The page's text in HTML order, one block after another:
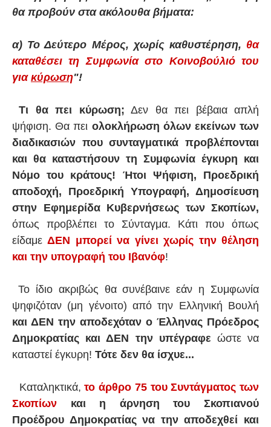
θα προβούν στα ακόλουθα βήματα:
α) Το Δεύτερο Μέρος, χωρίς καθυστέρηση, θα
καταθέσει τη Συμφωνία στο Κοινοβούλιό του
για κύρωση"!
Τι θα πει κύρωση; Δεν θα πει βέβαια απλή
ψήφιση. Θα πει ολοκλήρωση όλων εκείνων των
διαδικασιών που συνταγματικά προβλέπονται
και θα καταστήσουν τη Συμφωνία έγκυρη και
Νόμο του κράτους! Ήτοι Ψήφιση, Προεδρική
αποδοχή, Προεδρική Υπογραφή, Δημοσίευση
στην Εφημερίδα Κυβερνήσεως των Σκοπίων,
όπως προβλέπει το Σύνταγμα. Κάτι που όπως
είδαμεΔΕΝ μπορεί να γίνει χωρίς την θέληση
και την υπογραφή του Ιβανόφ!
Το ίδιο ακριβώς θα συνέβαινε εάν η Συμφωνία
ψηφιζόταν (μη γένοιτο) από την Ελληνική Βουλή
και ΔΕΝ την αποδεχόταν ο Έλληνας Πρόεδρος
Δημοκρατίας και ΔΕΝ την υπέγραφε ώστε να
καταστεί έγκυρη! Τότε δεν θα ίσχυε...
Καταληκτικά,το άρθρο 75 του Συντάγματος των
Σκοπίων και η άρνηση του Σκοπιανού
Προέδρου Δημοκρατίας να την αποδεχθεί και